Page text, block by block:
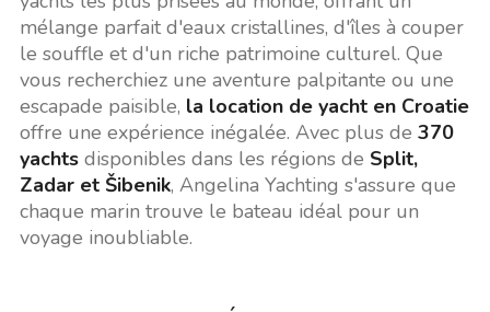
mélange parfait d'eaux cristallines, d'îles à couper
le souffle et d'un riche patrimoine culturel. Que
vous recherchiez une aventure palpitante ou une
escapade paisible, la location de yacht en Croatie
offre une expérience inégalée. Avec plus de 370
yachtsdisponibles dans les régions de Split,
Zadar et Šibenik, Angelina Yachting s'assure que
chaque marin trouve le bateau idéal pour un
voyage inoubliable.